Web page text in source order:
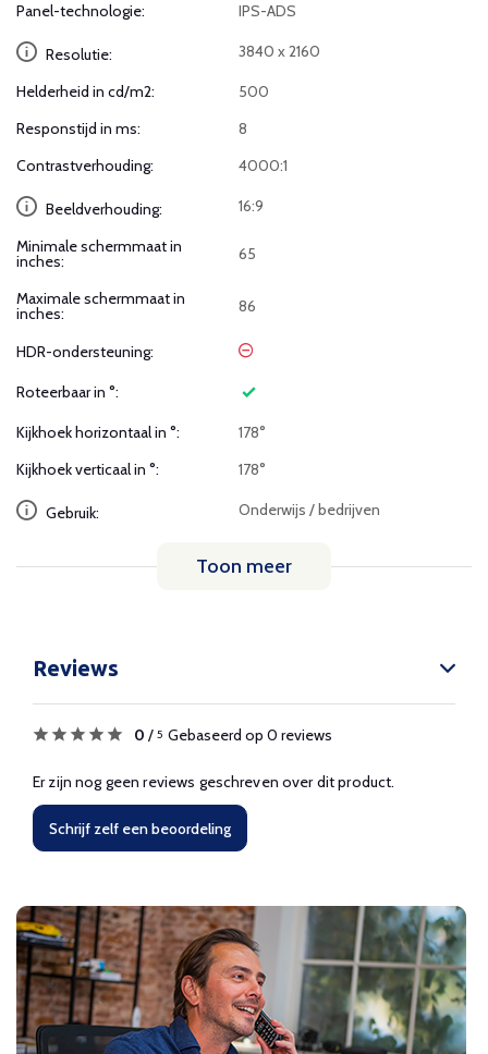
Panel-technologie:
IPS-ADS
Resolutie: 3840 x 2160
Helderheid in cd/m2:
500
Responstijd in ms:
8
Contrastverhouding:
4000:1
Beeldverhouding: 16:9
Minimale schermmaat in
inches: 65
Maximale schermmaat in
inches: 86
HDR-ondersteuning:
Roteerbaar in °:
Kijkhoek horizontaal in °:
178°
Kijkhoek verticaal in °:
178°
Gebruik: Onderwijs / bedrijven
Toon meer
Reviews
0 / 5 Gebaseerd op 0 reviews
Er zijn nog geen reviews geschreven over dit product.
Schrijf zelf een beoordeling